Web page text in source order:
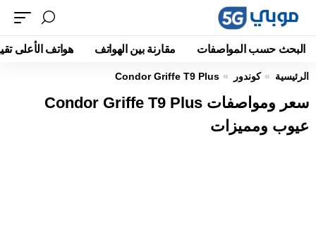
البحث حسب المواصفات مقارنة بين الهواتف هواتف الأعلى
الرئيسية كوندور Condor Griffe T9 Plus
سعر ومواصفات Condor Griffe T9 Plus
عيوب ومميزات